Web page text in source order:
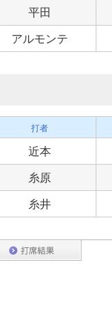
平田
アルモンテ
打者
近本
糸原
糸井